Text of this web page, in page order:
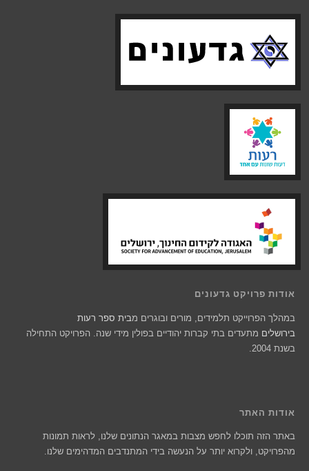
אודות פרויקט גדעונים
במהלך הפרוייקט תלמידים, מורים ובוגרים מבית ספר רעות
בירושלים מתעדים בתי קברות יהודיים בפולין מידי שנה. הפרויקט התחילה
בשנת 2004.
אודות האתר
באתר הזה תוכלו לחפש מצבות במאגר הנתונים שלנו, לראות תמונות
מהפרויקט, ולקרוא יותר על הנעשה בידי המתנדבים המדהימים שלנו.